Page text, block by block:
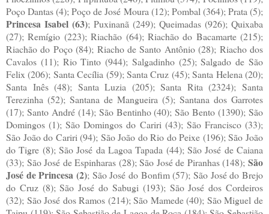
Poço Dantas (4); Poço de José Moura (12); Pombal (364); Prata (5);
Princesa Isabel (63); Puxinanã (249); Queimadas (926); Quixaba
(27); Remígio (223); Riachão (64); Riachão do Bacamarte (215);
Riachão do Poço (84); Riacho de Santo Antônio (28); Riacho dos
Cavalos (11); Rio Tinto (944); Salgadinho (25); Salgado de São
Felix (206); Santa Cecília (59); Santa Cruz (45); Santa Helena (20);
Santa Inês (48); Santa Luzia (205); Santa Rita (2324); Santa
Terezinha (52); Santana de Mangueira (5); Santana dos Garrotes
(17); Santo André (14); São Bentinho (40); São Bento (1390); São
Domingos (1); São Domingos do Cariri (43); São Francisco (33);
São João do Cariri (94); São João do Rio do Peixe (196); São João
do Tigre (8); São José da Lagoa Tapada (44); São José de Caiana
(33); São José de Espinharas (28); São José de Piranhas (148); São
José de Princesa (2); São José do Bonfim (57); São José do Brejo
do Cruz (8); São José do Sabugi (193); São José dos Cordeiros
(32); São José dos Ramos (214); São Mamede (40); São Miguel de